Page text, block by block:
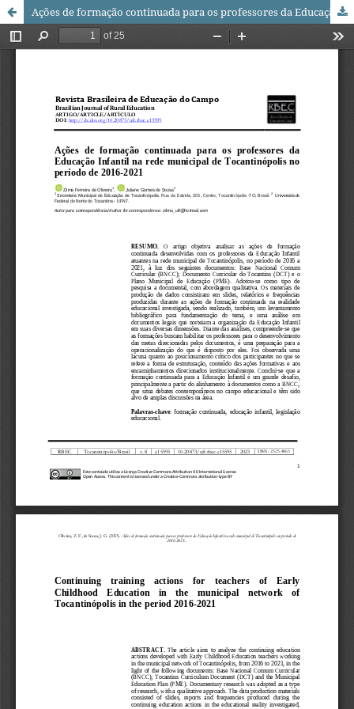
Ações de formação continuada para os professores da Educação Infantil na rede municipal de Tocantinópolis no período de 2016-2021